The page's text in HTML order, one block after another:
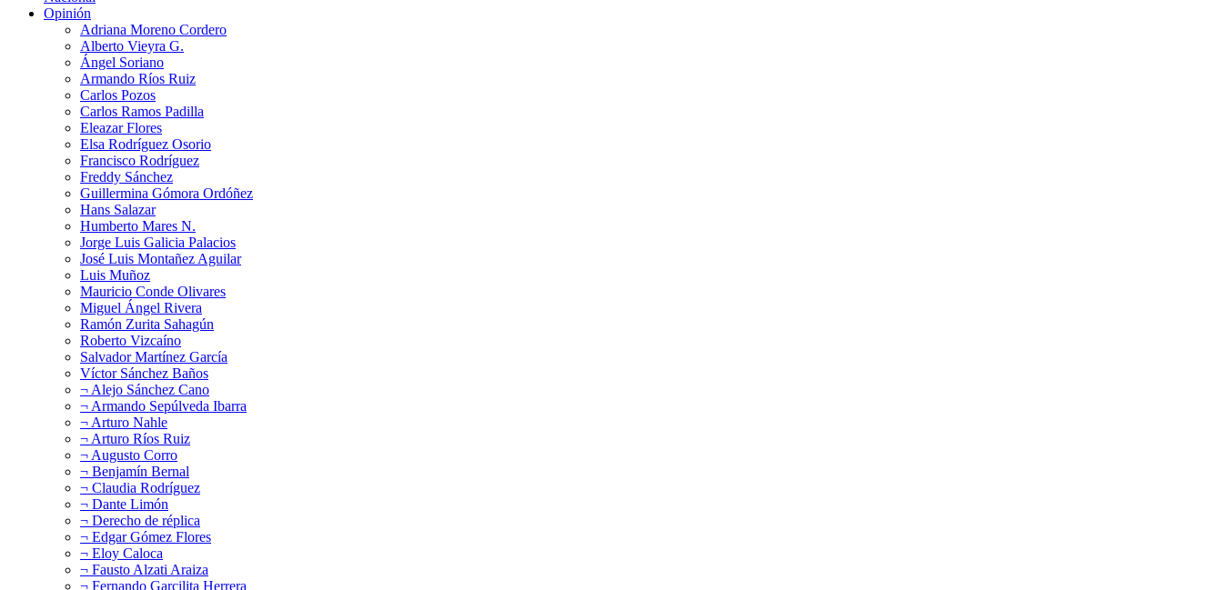
Opinión
Adriana Moreno Cordero
Alberto Vieyra G.
Ángel Soriano
Armando Ríos Ruiz
Carlos Pozos
Carlos Ramos Padilla
Eleazar Flores
Elsa Rodríguez Osorio
Francisco Rodríguez
Freddy Sánchez
Guillermina Gómora Ordóñez
Hans Salazar
Humberto Mares N.
Jorge Luis Galicia Palacios
José Luis Montañez Aguilar
Luis Muñoz
Mauricio Conde Olivares
Miguel Ángel Rivera
Ramón Zurita Sahagún
Roberto Vizcaíno
Salvador Martínez García
Víctor Sánchez Baños
¬ Alejo Sánchez Cano
¬ Armando Sepúlveda Ibarra
¬ Arturo Nahle
¬ Arturo Ríos Ruiz
¬ Augusto Corro
¬ Benjamín Bernal
¬ Claudia Rodríguez
¬ Dante Limón
¬ Derecho de réplica
¬ Edgar Gómez Flores
¬ Eloy Caloca
¬ Fausto Alzati Araiza
¬ Fernando Garcilita Herrera